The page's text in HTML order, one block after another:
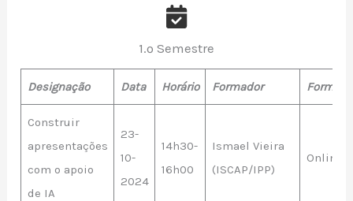
1.º Semestre
Designação Data Horário Formador Formato
Construir
apresentações
com o apoio
de IA
23-
10-
2024
14h30-
16h00
Ismael Vieira
(ISCAP/IPP)
Online